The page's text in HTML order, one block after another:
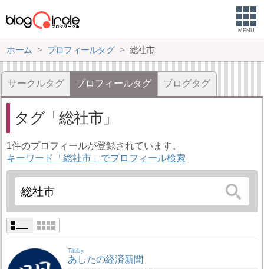
MENU
ホーム プロフィールタグ 総社市
サークルタグ プロフィールタグ ブログタグ
タグ 総社市
1件のプロフィールが登録されています。
キーワード「総社市」でプロフィール検索
Tittiby
あしたの経済新聞